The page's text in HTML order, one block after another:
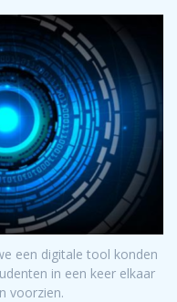
een digitale tool konden
in een keer elkaar
voorzien.